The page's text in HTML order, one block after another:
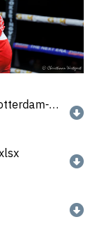
Uitslagen-NK-Boksen-dag-4-Rotterdam-30-nov-2025.pdf